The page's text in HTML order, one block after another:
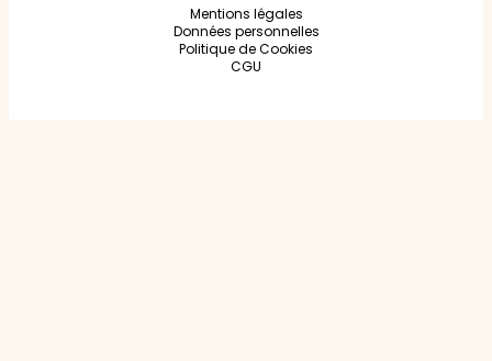
Mentions légales
Données personnelles
Politique de Cookies
CGU